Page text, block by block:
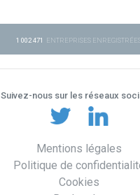
1 002 471 ENTREPRISES
Suivez-nous sur les réseaux
Mentions légales
Politique de
Cookies